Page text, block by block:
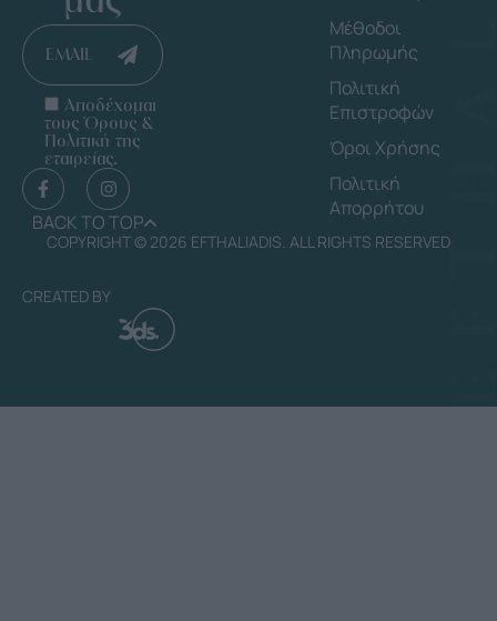
EMAIL
Αποδέχομαι
τους Όρους &
Πολιτική της
εταιρείας.
BACK TO TOP
Μέθοδοι
Πληρωμής
Πολιτική
Επιστροφών
Όροι Χρήσης
Πολιτική
Απορρήτου
COPYRIGHT © 2026 EFTHALIADIS. ALL RIGHTS RESERVED
CREATED BY